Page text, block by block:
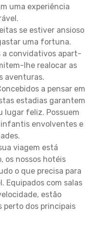
uma experiência
se estiver ansioso
uma fortuna.
a convidativos apart-
lhe realocar as
aventuras.
a pensar em
estadias garantem
lugar feliz. Possuem
envolventes e
viagem está
os nossos hotéis
o que precisa para
Equipados com salas
estão
dos principais